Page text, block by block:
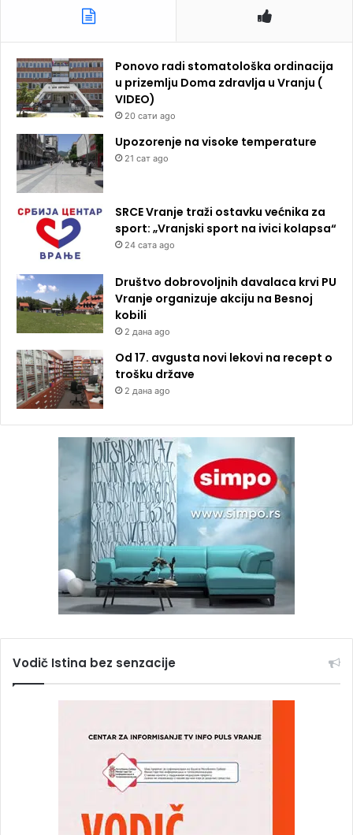
Ponovo radi stomatološka ordinacija
u prizemlju Doma zdravlja u Vranju (
VIDEO)
20 сати ago
Upozorenje na visoke temperature
21 сат ago
SRCE Vranje traži ostavku većnika za
sport: „Vranjski sport na ivici kolapsa“
24 сата ago
Društvo dobrovoljnih davalaca krvi PU
Vranje organizuje akciju na Besnoj
kobili
2 дана ago
Od 17. avgusta novi lekovi na recept o
trošku države
2 дана ago
Vodič Istina bez senzacije